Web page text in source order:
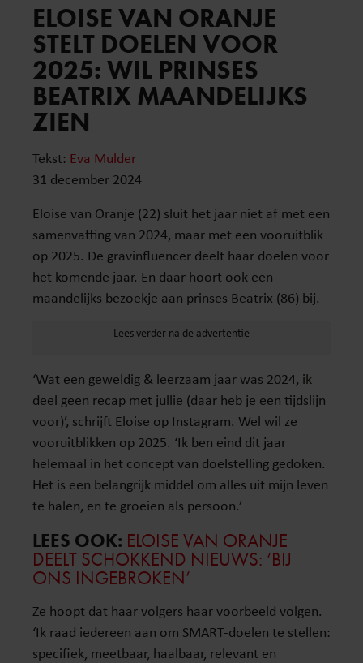
ELOISE VAN ORANJE
STELT DOELEN VOOR
2025: WIL PRINSES
BEATRIX MAANDELIJKS
ZIEN
Tekst: Eva Mulder
31 december 2024
Eloise van Oranje (22) sluit het jaar niet af met een
samenvatting van 2024, maar met een vooruitblik
op 2025. De gravinfluencer deelt haar doelen voor
het komende jaar. En daar hoort ook een
maandelijks bezoekje aan prinses Beatrix (86) bij.
‘Wat een geweldig & leerzaam jaar was 2024, ik
deel geen recap met jullie (daar heb je een tijdslijn
voor)’, schrijft Eloise op Instagram. Wel wil ze
vooruitblikken op 2025. ‘Ik ben eind dit jaar
helemaal in het concept van doelstelling gedoken.
Het is een belangrijk middel om alles uit mijn leven
te halen, en te groeien als persoon.’
LEES OOK: ELOISE VAN ORANJE
DEELT SCHOKKEND NIEUWS: ‘BIJ
ONS INGEBROKEN’
Ze hoopt dat haar volgers haar voorbeeld volgen.
‘Ik raad iedereen aan om SMART-doelen te stellen:
specifiek, meetbaar, haalbaar, relevant en